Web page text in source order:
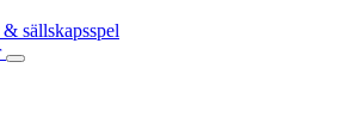
sällskapsspel